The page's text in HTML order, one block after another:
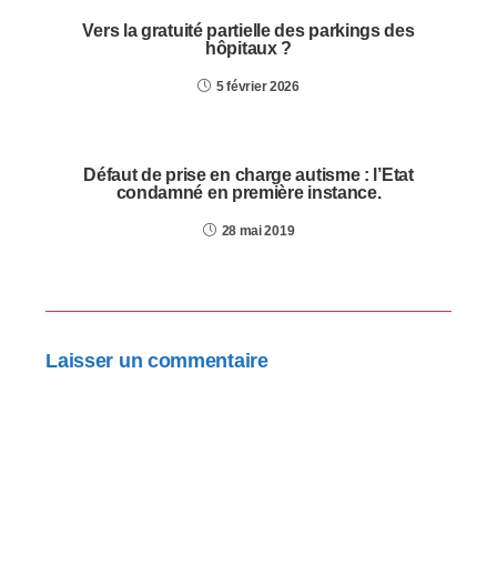
Vers la gratuité partielle des parkings des
hôpitaux ?
5 février 2026
Défaut de prise en charge autisme : l’Etat
condamné en première instance.
28 mai 2019
Laisser un commentaire